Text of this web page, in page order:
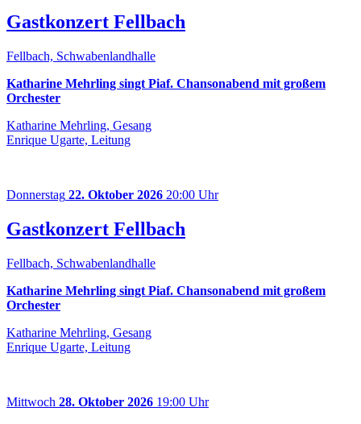
Gastkonzert Fellbach
Fellbach, Schwabenlandhalle
Katharine Mehrling singt Piaf. Chansonabend mit großem
Orchester
Katharine Mehrling, Gesang
Enrique Ugarte, Leitung
Donnerstag 22. Oktober 2026 20:00 Uhr
Gastkonzert Fellbach
Fellbach, Schwabenlandhalle
Katharine Mehrling singt Piaf. Chansonabend mit großem
Orchester
Katharine Mehrling, Gesang
Enrique Ugarte, Leitung
Mittwoch 28. Oktober 2026 19:00 Uhr